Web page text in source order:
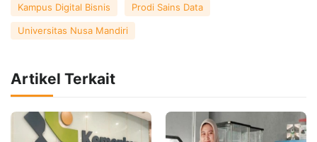
Kampus Digital Bisnis Prodi Sains Data
Universitas Nusa Mandiri
Artikel Terkait